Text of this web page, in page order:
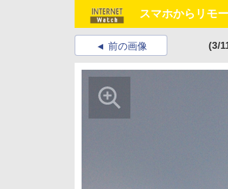
スマホからリモ
前の画像 (3/